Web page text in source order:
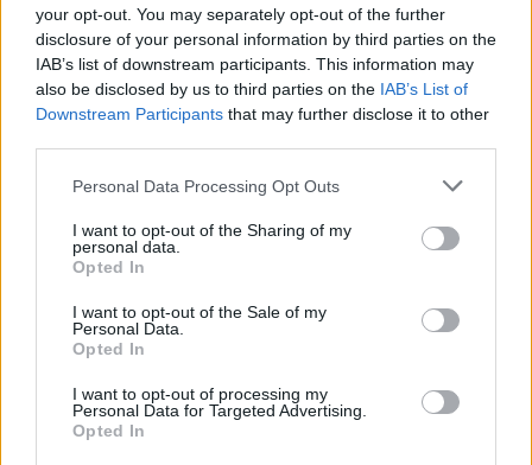
your opt-out. You may separately opt-out of the further
disclosure of your personal information by third parties on the
IAB’s list of downstream participants. This information may
also be disclosed by us to third parties on the IAB’s List of
Downstream Participants that may further disclose it to other
Personal Data Processing Opt Outs
I want to opt-out of the Sharing of my
personal data.
Opted In
I want to opt-out of the Sale of my
Personal Data.
Opted In
I want to opt-out of processing my
Personal Data for Targeted Advertising.
Opted In
12 de agosto
Durante...